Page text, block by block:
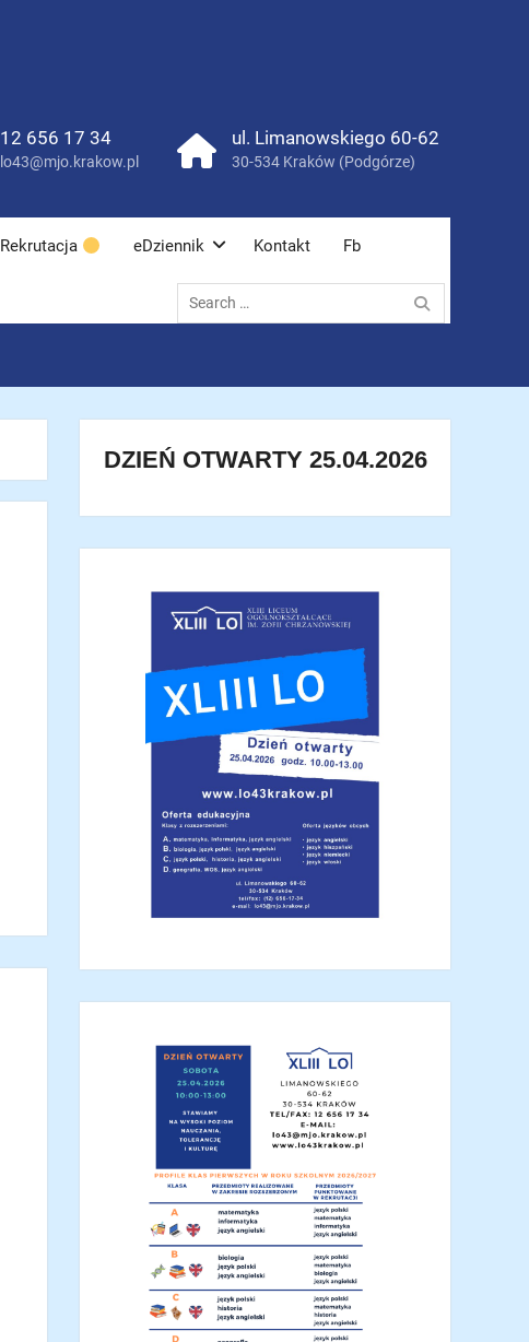
12 656 17 34
lo43@mjo.krakow.pl
ul. Limanowskiego 60-62
30-534 Kraków (Podgórze)
Rekrutacja eDziennik Kontakt Fb
Search
for:
DZIEŃ OTWARTY 25.04.2026